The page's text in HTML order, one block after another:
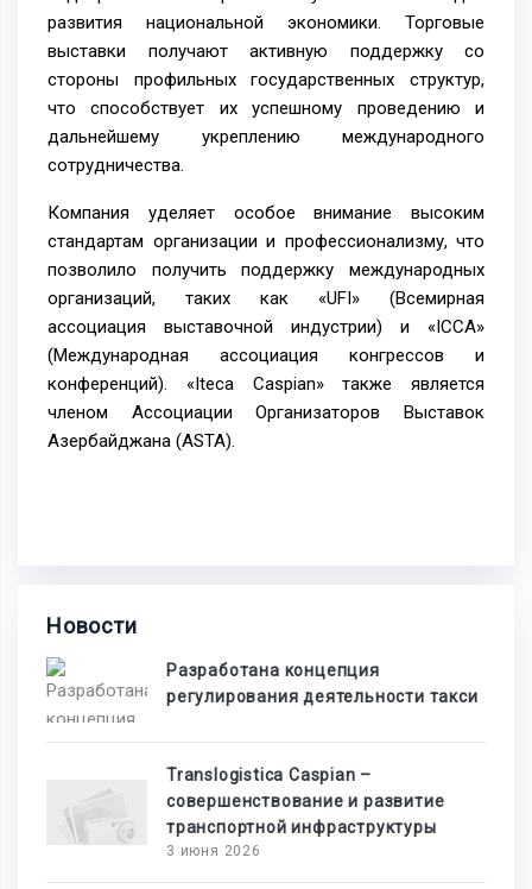
развития национальной экономики. Торговые
выставки получают активную поддержку со
стороны профильных государственных структур,
что способствует их успешному проведению и
дальнейшему укреплению международного
сотрудничества.
Компания уделяет особое внимание высоким
стандартам организации и профессионализму, что
позволило получить поддержку международных
организаций, таких как «UFI» (Всемирная
ассоциация выставочной индустрии) и «ICCA»
(Международная ассоциация конгрессов и
конференций). «Iteca Caspian» также является
членом Ассоциации Организаторов Выставок
Азербайджана (ASTA).
Новости
Разработана концепция
регулирования деятельности такси
Translogistica Caspian –
совершенствование и развитие
транспортной инфраструктуры
3 июня 2026